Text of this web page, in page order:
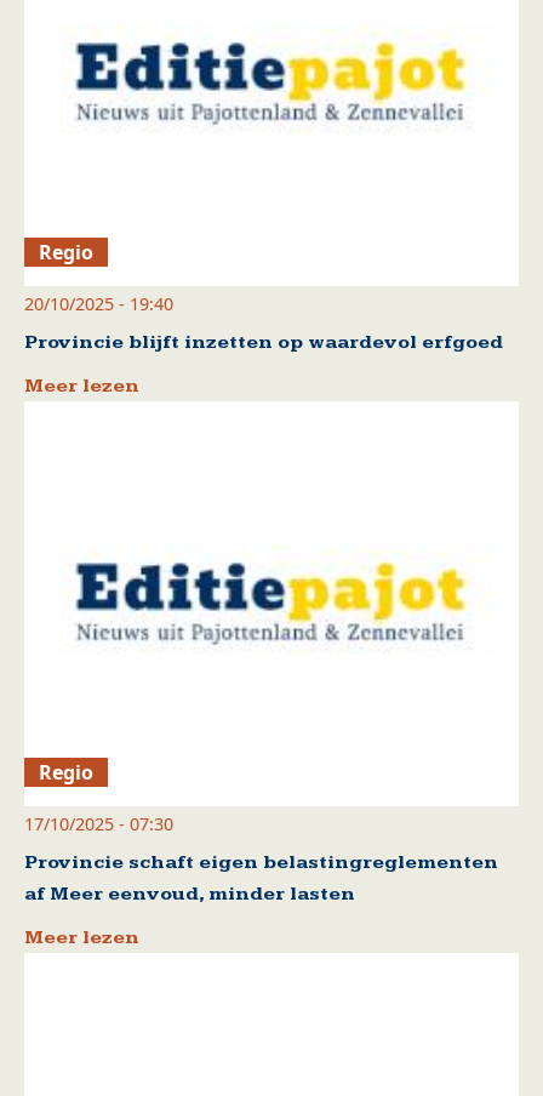
Regio
20/10/2025 - 19:40
Provincie blijft inzetten op waardevol erfgoed
Meer lezen
Regio
17/10/2025 - 07:30
Provincie schaft eigen belastingreglementen
af Meer eenvoud, minder lasten
Meer lezen